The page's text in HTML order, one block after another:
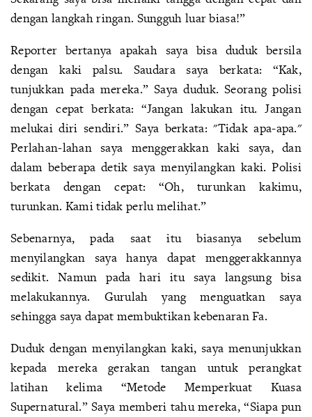
dengan langkah ringan. Sungguh luar biasa!”
Reporter bertanya apakah saya bisa duduk bersila
dengan kaki palsu. Saudara saya berkata: “Kak,
tunjukkan pada mereka.” Saya duduk. Seorang polisi
dengan cepat berkata: “Jangan lakukan itu. Jangan
melukai diri sendiri.” Saya berkata: "Tidak apa-apa."
Perlahan-lahan saya menggerakkan kaki saya, dan
dalam beberapa detik saya menyilangkan kaki. Polisi
berkata dengan cepat: “Oh, turunkan kakimu,
turunkan. Kami tidak perlu melihat.”
Sebenarnya, pada saat itu biasanya sebelum
menyilangkan saya hanya dapat menggerakkannya
sedikit. Namun pada hari itu saya langsung bisa
melakukannya. Gurulah yang menguatkan saya
sehingga saya dapat membuktikan kebenaran Fa.
Duduk dengan menyilangkan kaki, saya menunjukkan
kepada mereka gerakan tangan untuk perangkat
latihan kelima “Metode Memperkuat Kuasa
Supernatural.” Saya memberi tahu mereka, “Siapa pun